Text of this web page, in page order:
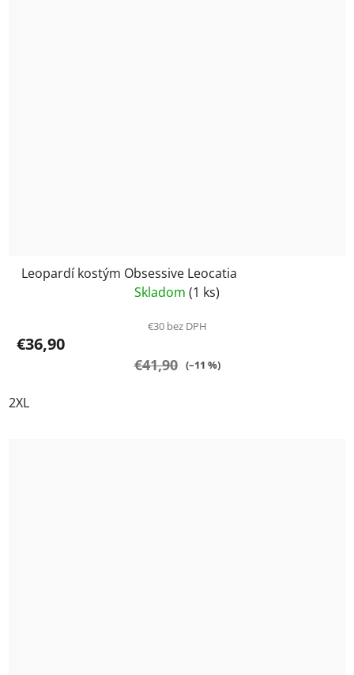
Leopardí kostým Obsessive Leocatia
Skladom (1 ks)
€30 bez DPH
€36,90
€41,90 (–11 %)
2XL